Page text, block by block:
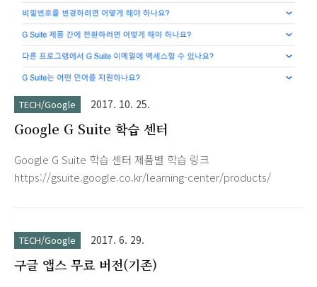
TECH/Google 2017. 10. 25.
Google G Suite 학습 센터
Google G Suite 학습 센터 제품별 학습 링크
https://gsuite.google.co.kr/learning-center/products/
TECH/Google 2017. 6. 29.
구글 앱스 무료 버전(기존)